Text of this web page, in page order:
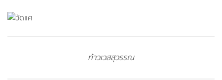
ท้าวเวสสุวรรณ